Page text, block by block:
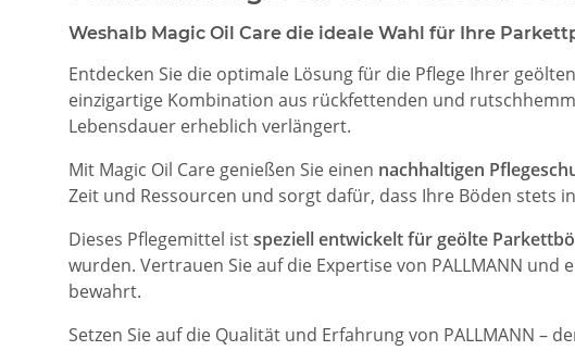
Weshalb Magic Oil Care die ideale Wahl für Ihre
Entdecken Sie die optimale Lösung für die Pflege Ihrer
einzigartige Kombination aus rückfettenden und
Lebensdauer erheblich verlängert.
Mit Magic Oil Care genießen Sie einen nachhaltigen
Zeit und Ressourcen und sorgt dafür, dass Ihre Böden stets
Dieses Pflegemittel istspeziell entwickelt für geölte
wurden. Vertrauen Sie auf die Expertise von PALLMANN
bewahrt.
Setzen Sie auf die Qualität und Erfahrung von PALLMANN –